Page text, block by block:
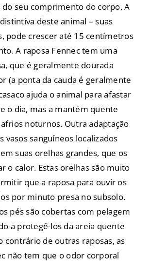
seu comprimento do corpo. A
deste animal – suas
pode crescer até 15 centímetros
A raposa Fennec tem uma
que é geralmente dourada
(a ponta da cauda é geralmente
ajuda o animal para afastar
o dia, mas a mantém quente
noturnos. Outra adaptação
vasos sanguíneos localizados
suas orelhas grandes, que os
o calor. Estas orelhas são muito
que a raposa para ouvir os
por minuto presa no subsolo.
pés são cobertas com pelagem
a protegê-los da areia quente
contrário de outras raposas, as
não tem que o odor corporal